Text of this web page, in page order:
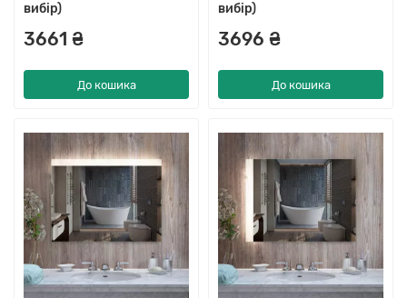
вибір)
3661 ₴
До кошика
вибір)
3696 ₴
До кошика